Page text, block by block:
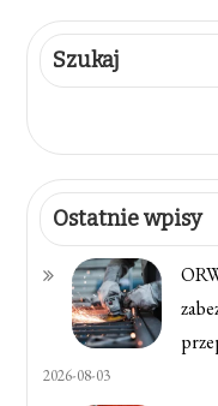
Szukaj
Ostatnie wpisy
2026-08-03